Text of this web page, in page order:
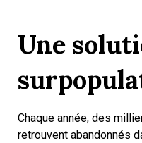
Une
Chaque année, des
retrouvent abandonnés